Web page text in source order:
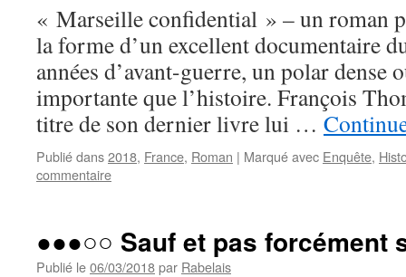
« Marseille confidential » – un roman
la forme d’un excellent documentaire
années d’avant-guerre, un polar dense
importante que l’histoire. François
titre de son dernier livre lui …
Publié dans2018, France, Roman | Marqué avec Enquête,
commentaire
●●●○○ Sauf et pas forcément
Publié le06/03/2018par Rabelais